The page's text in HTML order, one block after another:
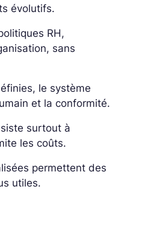
évolutifs.
RH,
, sans
le système
et la conformité.
surtout à
les coûts.
permettent des
utiles.